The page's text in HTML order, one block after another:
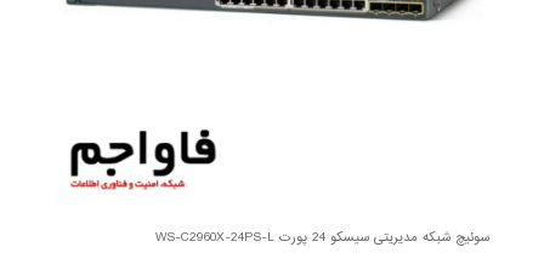
سوئیچ شبکه مدیریتی سیسکو 24 پورت WS-C2960X-24PS-L